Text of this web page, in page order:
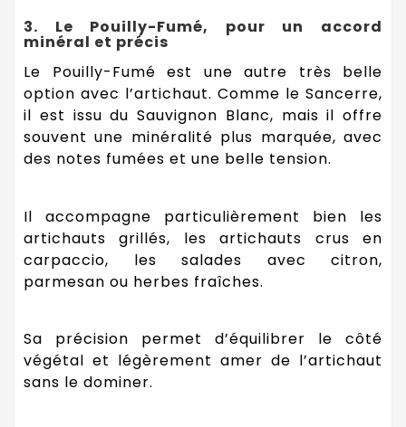
3. Le Pouilly-Fumé, pour un accord
minéral et précis
Le Pouilly-Fumé est une autre très belle
option avec l’artichaut. Comme le Sancerre,
il est issu du Sauvignon Blanc, mais il offre
souvent une minéralité plus marquée, avec
des notes fumées et une belle tension.
Il accompagne particulièrement bien les
artichauts grillés, les artichauts crus en
carpaccio, les salades avec citron,
parmesan ou herbes fraîches.
Sa précision permet d’équilibrer le côté
végétal et légèrement amer de l’artichaut
sans le dominer.